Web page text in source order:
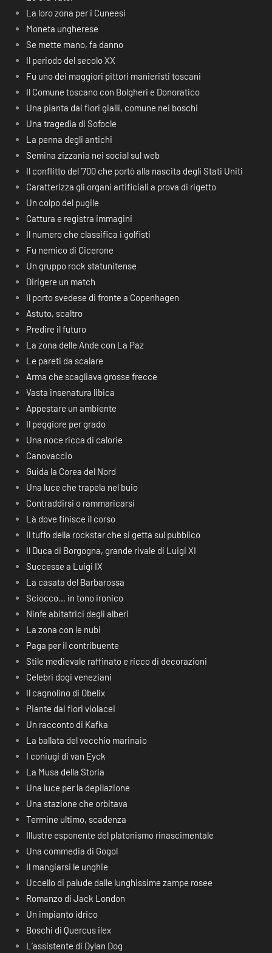
La loro zona per i Cuneesi
Moneta ungherese
Se mette mano, fa danno
Il periodo del secolo XX
Fu uno dei maggiori pittori manieristi toscani
Il Comune toscano con Bolgheri e Donoratico
Una pianta dai fiori gialli, comune nei boschi
Una tragedia di Sofocle
La penna degli antichi
Semina zizzania nei social sul web
Il conflitto del ‘700 che portò alla nascita degli Stati Uniti
Caratterizza gli organi artificiali a prova di rigetto
Un colpo del pugile
Cattura e registra immagini
Il numero che classifica i golfisti
Fu nemico di Cicerone
Un gruppo rock statunitense
Dirigere un match
Il porto svedese di fronte a Copenhagen
Astuto, scaltro
Predire il futuro
La zona delle Ande con La Paz
Le pareti da scalare
Arma che scagliava grosse frecce
Vasta insenatura libica
Appestare un ambiente
Il peggiore per grado
Una noce ricca di calorie
Canovaccio
Guida la Corea del Nord
Una luce che trapela nel buio
Contraddirsi o rammaricarsi
Là dove finisce il corso
Il tuffo della rockstar che si getta sul pubblico
Il Duca di Borgogna, grande rivale di Luigi XI
Successe a Luigi IX
La casata del Barbarossa
Sciocco… in tono ironico
Ninfe abitatrici degli alberi
La zona con le nubi
Paga per il contribuente
Stile medievale raffinato e ricco di decorazioni
Celebri dogi veneziani
Il cagnolino di Obelix
Piante dai fiori violacei
Un racconto di Kafka
La ballata del vecchio marinaio
I coniugi di van Eyck
La Musa della Storia
Una luce per la depilazione
Una stazione che orbitava
Termine ultimo, scadenza
Illustre esponente del platonismo rinascimentale
Una commedia di Gogol
Il mangiarsi le unghie
Uccello di palude dalle lunghissime zampe rosee
Romanzo di Jack London
Un impianto idrico
Boschi di Quercus ilex
L’assistente di Dylan Dog